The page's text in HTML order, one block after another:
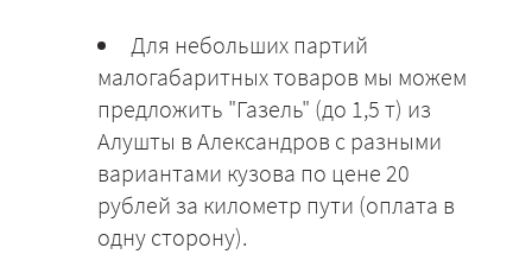
Для небольших партий
малогабаритных товаров мы можем
предложить "Газель" (до 1,5 т) из
Алушты в Александров с разными
вариантами кузова по цене 20
рублей за километр пути (оплата в
одну сторону).